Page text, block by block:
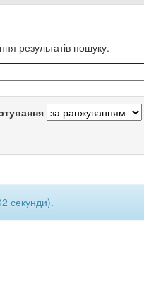
результатів пошуку.
секунди).